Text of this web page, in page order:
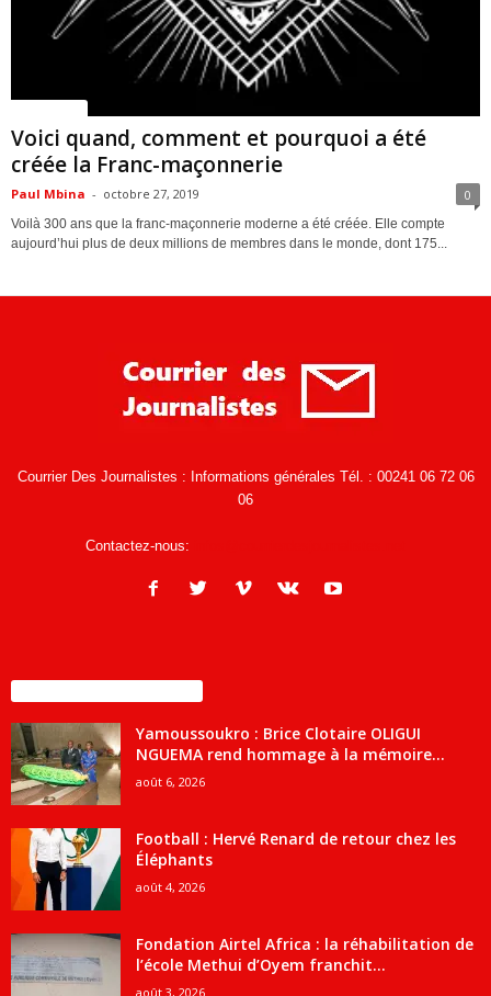
Voici quand, comment et pourquoi a été
créée la Franc-maçonnerie
Paul Mbina - octobre 27, 2019 0
Voilà 300 ans que la franc-maçonnerie moderne a été créée. Elle compte
aujourd’hui plus de deux millions de membres dans le monde, dont 175...
Courrier Des Journalistes : Informations générales Tél. : 00241 06 72 06
06
Contactez-nous:
Yamoussoukro : Brice Clotaire OLIGUI
NGUEMA rend hommage à la mémoire...
août 6, 2026
Football : Hervé Renard de retour chez les
Éléphants
août 4, 2026
Fondation Airtel Africa : la réhabilitation de
l’école Methui d’Oyem franchit...
août 3, 2026